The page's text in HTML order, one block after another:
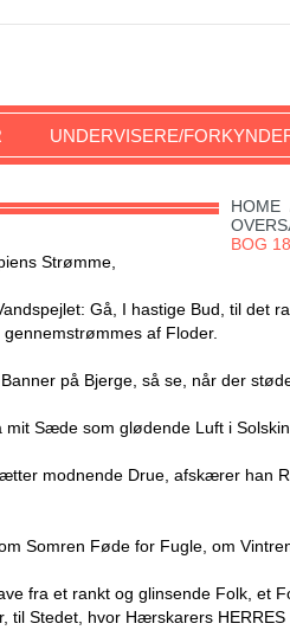
UNDERVISERE/
HOME
BOG 18
Strømme,
Gå, I hastige Bud, til det
af Floder.
på Bjerge, så se, når der
Sæde som glødende Luft i
modnende Drue, afskærer han
Somren Føde for Fugle, om
fra et rankt og glinsende Folk, et
Stedet, hvor Hærskarers HERRES